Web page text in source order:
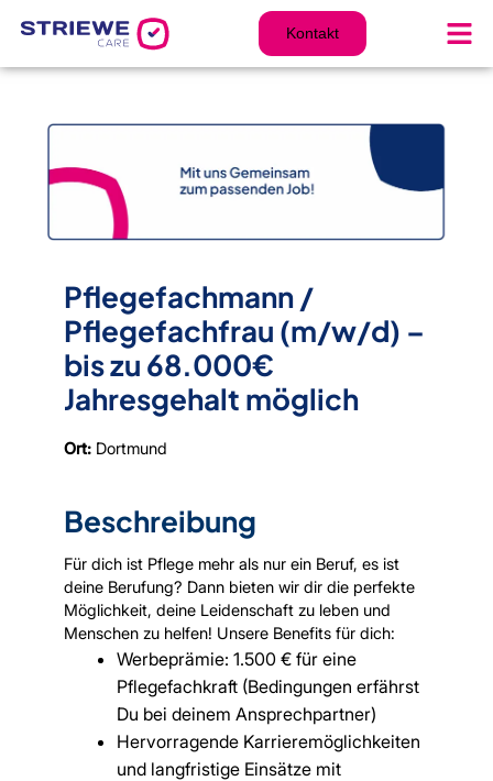
Inhalt
Kontakt
Pflegefachmann /
Pflegefachfrau (m/w/d) –
bis zu 68.000€
Jahresgehalt möglich
Ort: Dortmund
Beschreibung
Für dich ist Pflege mehr als nur ein Beruf, es ist
deine Berufung? Dann bieten wir dir die perfekte
Möglichkeit, deine Leidenschaft zu leben und
Menschen zu helfen! Unsere Benefits für dich:
Werbeprämie: 1.500 € für eine
Pflegefachkraft (Bedingungen erfährst
Du bei deinem Ansprechpartner)
Hervorragende Karrieremöglichkeiten
und langfristige Einsätze mit